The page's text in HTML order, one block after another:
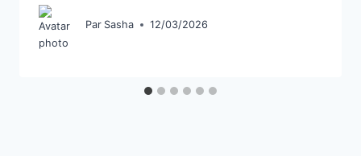
Par Sasha 12/03/2026